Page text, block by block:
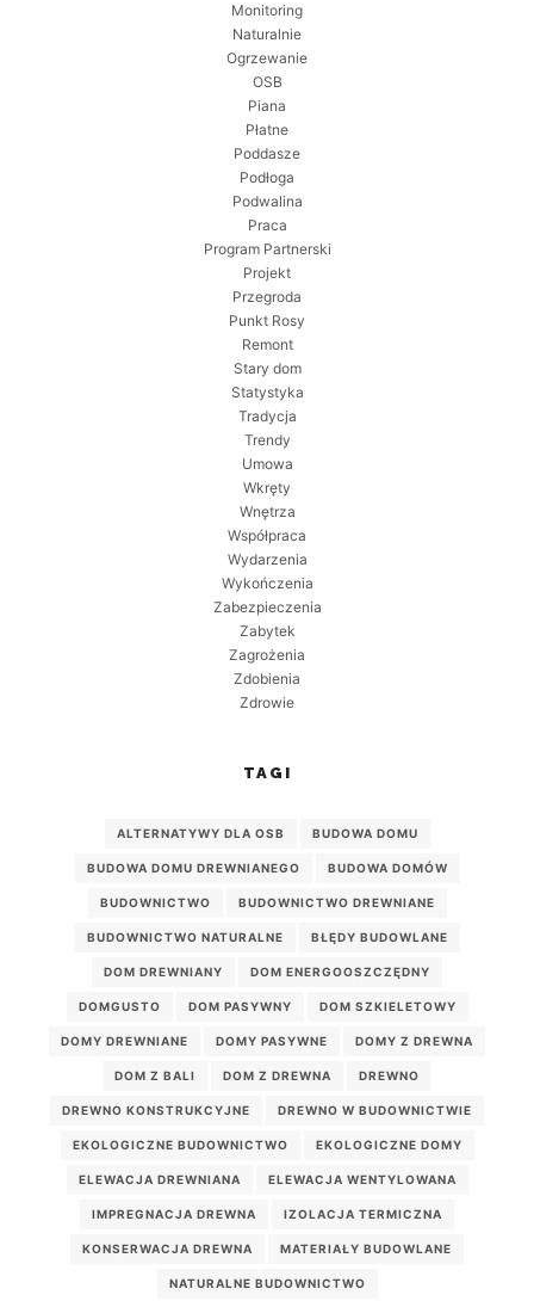
Monitoring
Naturalnie
Ogrzewanie
OSB
Piana
Płatne
Poddasze
Podłoga
Podwalina
Praca
Program Partnerski
Projekt
Przegroda
Punkt Rosy
Remont
Stary dom
Statystyka
Tradycja
Trendy
Umowa
Wkręty
Wnętrza
Współpraca
Wydarzenia
Wykończenia
Zabezpieczenia
Zabytek
Zagrożenia
Zdobienia
Zdrowie
TAGI
ALTERNATYWY DLA OSB BUDOWA DOMU
BUDOWA DOMU DREWNIANEGO BUDOWA DOMÓW
BUDOWNICTWO BUDOWNICTWO DREWNIANE
BUDOWNICTWO NATURALNE BŁĘDY BUDOWLANE
DOM DREWNIANY DOM ENERGOOSZCZĘDNY
DOMGUSTO DOM PASYWNY DOM SZKIELETOWY
DOMY DREWNIANE DOMY PASYWNE DOMY Z DREWNA
DOM Z BALI DOM Z DREWNA DREWNO
DREWNO KONSTRUKCYJNE DREWNO W BUDOWNICTWIE
EKOLOGICZNE BUDOWNICTWO EKOLOGICZNE DOMY
ELEWACJA DREWNIANA ELEWACJA WENTYLOWANA
IMPREGNACJA DREWNA IZOLACJA TERMICZNA
KONSERWACJA DREWNA MATERIAŁY BUDOWLANE
NATURALNE BUDOWNICTWO